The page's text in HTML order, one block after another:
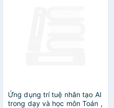
Ứng dụng trí tuệ nhân tạo AI
trong dạy và học môn Toán ,